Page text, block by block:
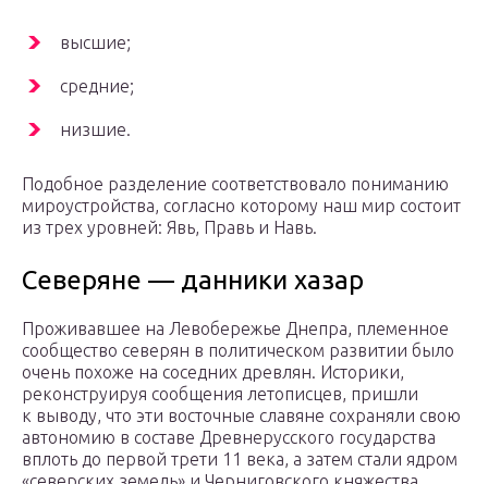
высшие;
средние;
низшие.
Подобное разделение соответствовало пониманию
мироустройства, согласно которому наш мир состоит
из трех уровней: Явь, Правь и Навь.
Северяне — данники хазар
Проживавшее на Левобережье Днепра, племенное
сообщество северян в политическом развитии было
очень похоже на соседних древлян. Историки,
реконструируя сообщения летописцев, пришли
к выводу, что эти восточные славяне сохраняли свою
автономию в составе Древнерусского государства
вплоть до первой трети 11 века, а затем стали ядром